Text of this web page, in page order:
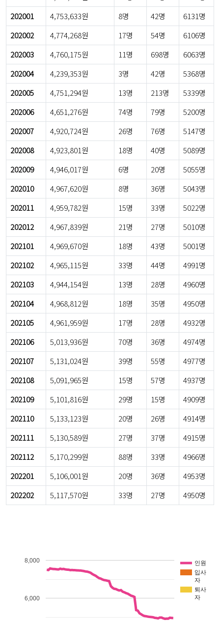
202001
4,753,633원 8명 42명
6131명
202002
4,774,268원 17명 54명
6106명
202003
4,760,175원 11명 698명
6063명
202004
4,239,353원 3명 42명
5368명
202005
4,751,294원 13명 213명
5339명
202006
4,651,276원 74명 79명
5200명
202007
4,920,724원 26명 76명
5147명
202008
4,923,801원 18명 40명
5089명
202009
4,946,017원 6명 20명
5055명
202010
4,967,620원 8명 36명
5043명
202011
4,959,782원 15명 33명
5022명
202012
4,967,839원 21명 27명
5010명
202101
4,969,670원 18명 43명
5001명
202102
4,965,115원 33명 44명
4991명
202103
4,944,154원 13명 28명
4960명
202104
4,968,812원 18명 35명
4950명
202105
4,961,959원 17명 28명
4932명
202106
5,013,936원 70명 36명
4974명
202107
5,131,024원 39명 55명
4977명
202108
5,091,965원 15명 57명
4937명
202109
5,101,816원 29명 15명
4909명
202110
5,133,123원 20명 26명
4914명
202111
5,130,589원 27명 37명
4915명
202112
5,170,299원 88명 33명
4966명
202201
5,106,001원 20명 36명
4953명
202202
5,117,570원 33명 27명 4950명
인원
입사
자
퇴사
자
6,000
8,000